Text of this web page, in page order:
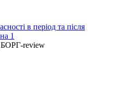
в період та після
1
БОРГ-review